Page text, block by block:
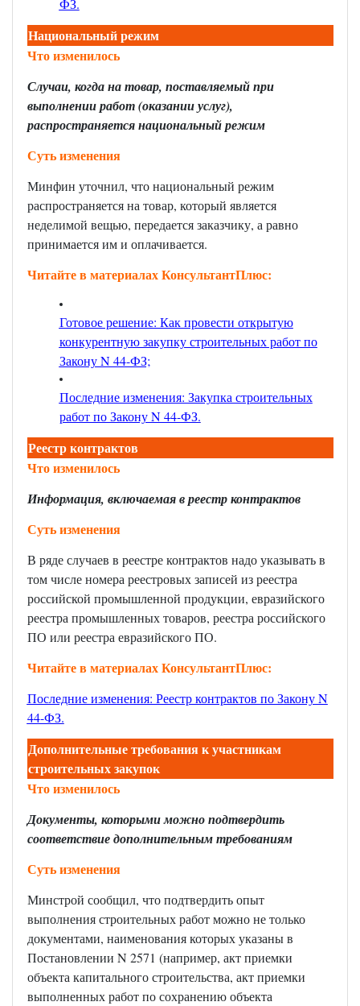
ФЗ.
Национальный режим
Что изменилось
Случаи, когда на товар, поставляемый при
выполнении работ (оказании услуг),
распространяется национальный режим
Суть изменения
Минфин уточнил, что национальный режим
распространяется на товар, который является
неделимой вещью, передается заказчику, а равно
принимается им и оплачивается.
Читайте в материалах КонсультантПлюс:
Готовое решение: Как провести открытую
конкурентную закупку строительных работ по
Закону N 44-ФЗ;
Последние изменения: Закупка строительных
работ по Закону N 44-ФЗ.
Реестр контрактов
Что изменилось
Информация, включаемая в реестр контрактов
Суть изменения
В ряде случаев в реестре контрактов надо указывать в
том числе номера реестровых записей из реестра
российской промышленной продукции, евразийского
реестра промышленных товаров, реестра российского
ПО или реестра евразийского ПО.
Читайте в материалах КонсультантПлюс:
Последние изменения: Реестр контрактов по Закону N
44-ФЗ.
Дополнительные требования к участникам
строительных закупок
Что изменилось
Документы, которыми можно подтвердить
соответствие дополнительным требованиям
Суть изменения
Минстрой сообщил, что подтвердить опыт
выполнения строительных работ можно не только
документами, наименования которых указаны в
Постановлении N 2571 (например, акт приемки
объекта капитального строительства, акт приемки
выполненных работ по сохранению объекта